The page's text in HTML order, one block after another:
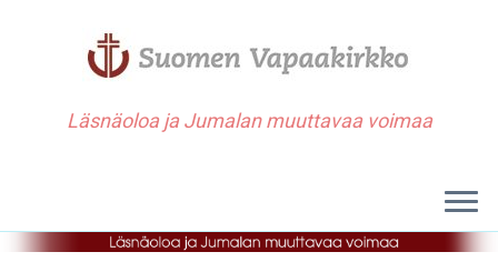
Läsnäoloa ja Jumalan muuttavaa voimaa